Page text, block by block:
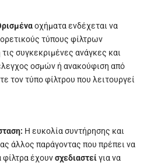
οχήματα ενδέχεται να
τύπους φίλτρων
συγκεκριμένες ανάγκες και
οσμών ή ανακούφιση από
τον τύπο φίλτρου που λειτουργεί
Η ευκολία συντήρησης και
άλλος παράγοντας που πρέπει να
έχουνσχεδιαστείγια να